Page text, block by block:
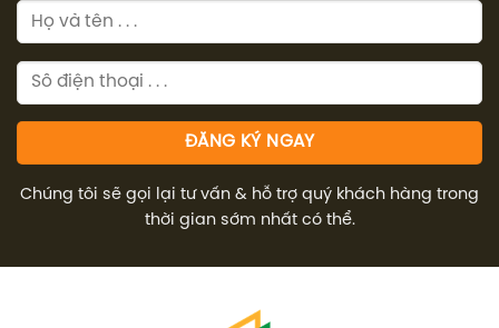
Chúng tôi sẽ gọi lại tư vấn & hỗ trợ quý khách hàng trong
thời gian sớm nhất có thể.